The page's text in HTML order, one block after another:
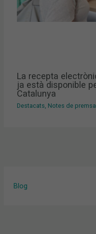
Blog
La recepta
ja està disponible
Catalunya
Destacats, Notes de premsa